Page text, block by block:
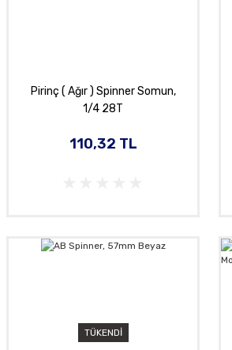
Pirinç ( Ağır ) Spinner Somun,
1/4 28T
110,32 TL
TÜKENDİ